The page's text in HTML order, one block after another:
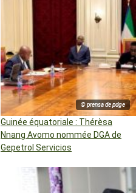
© prensa de pdge
Guinée équatoriale : Thérèsa
Nnang Avomo nommée DGA de
Gepetrol Servicios